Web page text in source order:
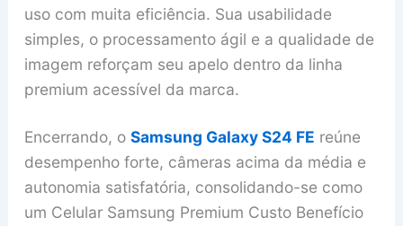
uso com muita eficiência. Sua usabilidade
simples, o processamento ágil e a qualidade de
imagem reforçam seu apelo dentro da linha
premium acessível da marca.
Encerrando, o Samsung Galaxy S24 FE reúne
desempenho forte, câmeras acima da média e
autonomia satisfatória, consolidando-se como
um Celular Samsung Premium Custo Benefício